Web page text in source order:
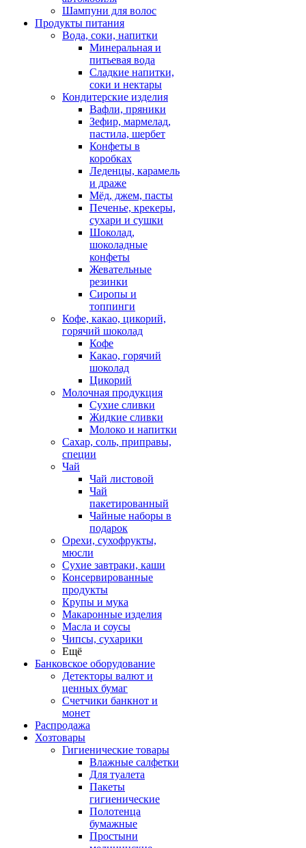
Шампуни для волос
Продукты питания
Вода, соки, напитки
Минеральная и
питьевая вода
Сладкие напитки,
соки и нектары
Кондитерские изделия
Вафли, пряники
Зефир, мармелад,
пастила, шербет
Конфеты в
коробках
Леденцы, карамель
и драже
Мёд, джем, пасты
Печенье, крекеры,
сухари и сушки
Шоколад,
шоколадные
конфеты
Жевательные
резинки
Сиропы и
топпинги
Кофе, какао, цикорий,
горячий шоколад
Кофе
Какао, горячий
шоколад
Цикорий
Молочная продукция
Сухие сливки
Жидкие сливки
Молоко и напитки
Сахар, соль, приправы,
специи
Чай
Чай листовой
Чай
пакетированный
Чайные наборы в
подарок
Орехи, сухофрукты,
мюсли
Сухие завтраки, каши
Консервированные
продукты
Крупы и мука
Макаронные изделия
Масла и соусы
Чипсы, сухарики
Ещё
Банковское оборудование
Детекторы валют и
ценных бумаг
Счетчики банкнот и
монет
Распродажа
Хозтовары
Гигиенические товары
Влажные салфетки
Для туалета
Пакеты
гигиенические
Полотенца
бумажные
Простыни